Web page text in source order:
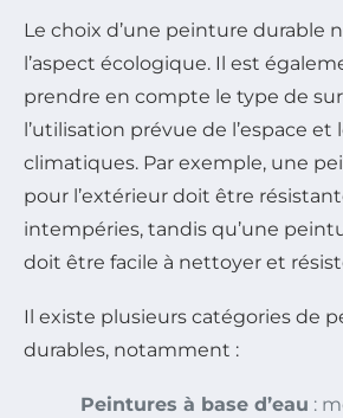
Le choix d’une peinture durable
l’aspect écologique. Il est
prendre en compte le type de
l’utilisation prévue de l’espace
climatiques. Par exemple, une
pour l’extérieur doit être
intempéries, tandis qu’une
doit être facile à nettoyer et
Il existe plusieurs catégories de
durables, notamment :
Peintures à base d’eau :